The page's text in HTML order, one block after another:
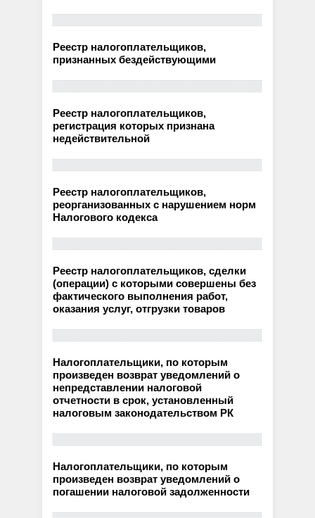
Реестр налогоплательщиков,
признанных бездействующими
Реестр налогоплательщиков,
регистрация которых признана
недействительной
Реестр налогоплательщиков,
реорганизованных с нарушением норм
Налогового кодекса
Реестр налогоплательщиков, сделки
(операции) с которыми совершены без
фактического выполнения работ,
оказания услуг, отгрузки товаров
Налогоплательщики, по которым
произведен возврат уведомлений о
непредставлении налоговой
отчетности в срок, установленный
налоговым законодательством РК
Налогоплательщики, по которым
произведен возврат уведомлений о
погашении налоговой задолженности